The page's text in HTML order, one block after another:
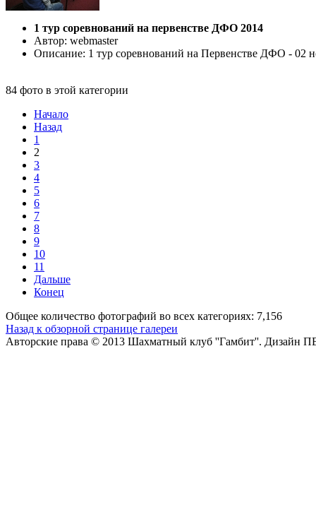
1 тур соревнований на первенстве ДФО 2014
Автор: webmaster
Описание: 1 тур соревнований на Первенстве ДФО - 02
84 фото в этой категории
Начало
Назад
1
2
3
4
5
6
7
8
9
10
11
Дальше
Конец
Общее количество фотографий во всех категориях: 7,156
Назад к обзорной странице галереи
Авторские права © 2013 Шахматный клуб ''Гамбит''. Дизайн